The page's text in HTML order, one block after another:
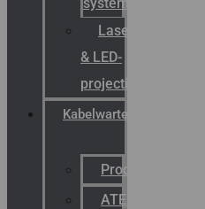
Laserbelijning
& LED-
projectie
Kabelwartels
Productcatalogus
ATEX